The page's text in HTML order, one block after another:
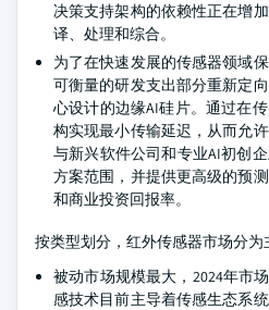
决策支持架构的依赖性正在增
译、处理和综合。
为了在快速发展的传感器领域
可衡量的研发支出部分重新定
心设计的边缘AI硅片。通过在
构实现最小传输延迟，从而允
与新兴软件公司和专业AI初创
方案范围，并提供更高级的预
和商业投资回报率。
按类型划分，红外传感器市场分为
被动市场规模最大，2024年市
感技术目前主导着传感生态系